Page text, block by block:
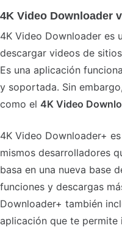
4K Video Downloader
4K Video Downloader es
descargar videos de
Es una aplicación
y soportada. Sin
como el 4K Video
4K Video Downloader+
mismos desarrolladores
basa en una nueva base
funciones y descargas
Downloader+ también
aplicación que te permite